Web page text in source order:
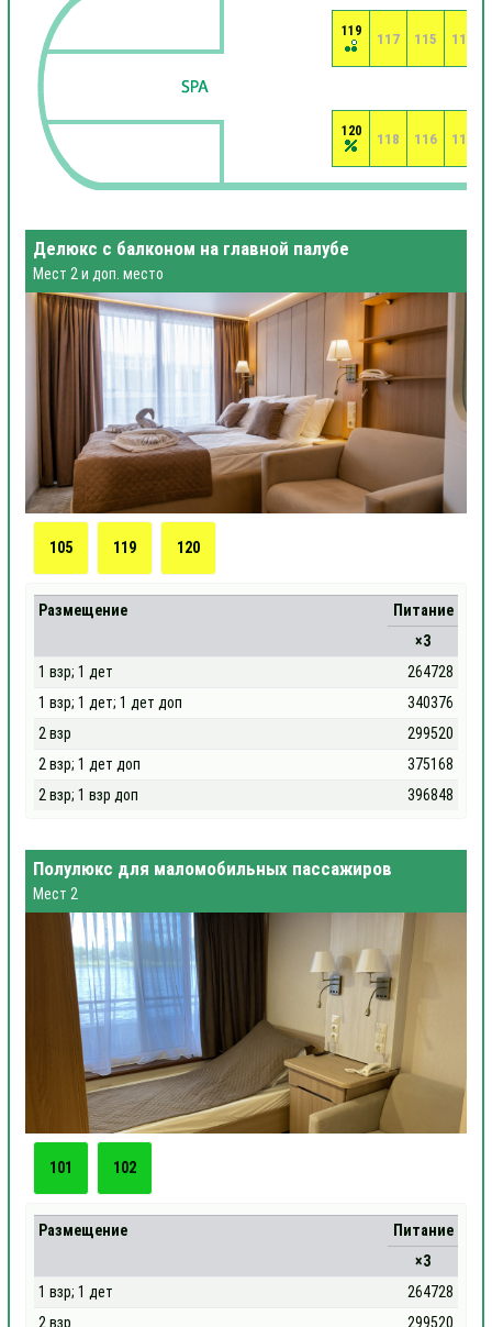
113
114
115
116
117
118
119
120
Делюкс с балконом на главной палубе
Мест 2 и доп. место
105 119 120
Размещение
Питание
×3
1 взр; 1 дет
264728
1 взр; 1 дет; 1 дет доп
340376
2 взр
299520
2 взр; 1 дет доп
375168
2 взр; 1 взр доп
396848
Полулюкс для маломобильных пассажиров
Мест 2
101 102
Размещение
Питание
×3
1 взр; 1 дет
264728
2 взр
299520